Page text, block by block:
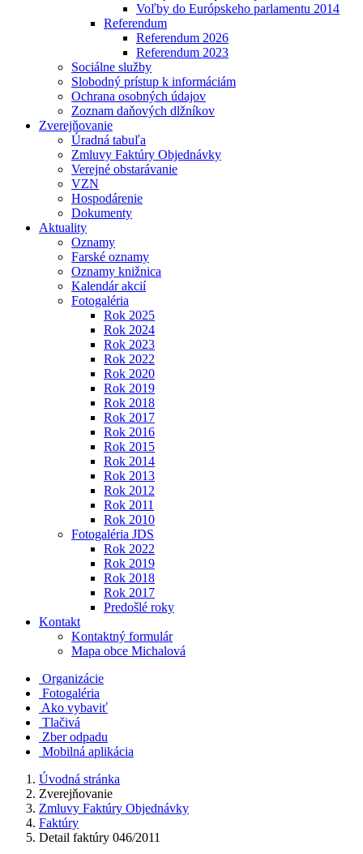
Voľby do Európskeho parlamentu 2014
Referendum
Referendum 2026
Referendum 2023
Sociálne služby
Slobodný prístup k informáciám
Ochrana osobných údajov
Zoznam daňových dlžníkov
Zverejňovanie
Úradná tabuľa
Zmluvy Faktúry Objednávky
Verejné obstarávanie
VZN
Hospodárenie
Dokumenty
Aktuality
Oznamy
Farské oznamy
Oznamy knižnica
Kalendár akcií
Fotogaléria
Rok 2025
Rok 2024
Rok 2023
Rok 2022
Rok 2020
Rok 2019
Rok 2018
Rok 2017
Rok 2016
Rok 2015
Rok 2014
Rok 2013
Rok 2012
Rok 2011
Rok 2010
Fotogaléria JDS
Rok 2022
Rok 2019
Rok 2018
Rok 2017
Predošlé roky
Kontakt
Kontaktný formulár
Mapa obce Michalová
Organizácie
Fotogaléria
Ako vybaviť
Tlačivá
Zber odpadu
Mobilná aplikácia
Úvodná stránka
Zverejňovanie
Zmluvy Faktúry Objednávky
Faktúry
Detail faktúry 046/2011